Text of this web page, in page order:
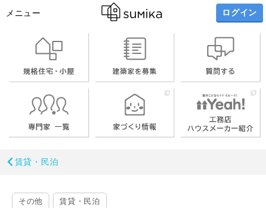
メニュー ログイン
賃貸・民泊
その他 賃貸・民泊